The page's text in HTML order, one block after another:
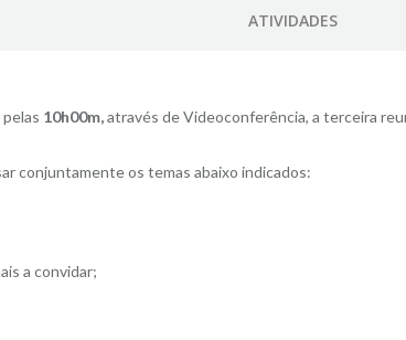
ATIVIDADES
pelas 10h00m,através de Videoconferência, a terceira
conjuntamente os temas abaixo indicados:
a convidar;